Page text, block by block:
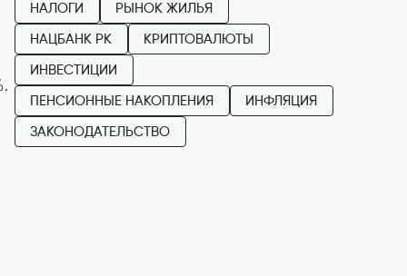
НАЛОГИ РЫНОК ЖИЛЬЯ
НАЦБАНК РК КРИПТОВАЛЮТЫ
ИНВЕСТИЦИИ
ПЕНСИОННЫЕ НАКОПЛЕНИЯ ИНФЛЯЦИЯ
ЗАКОНОДАТЕЛЬСТВО